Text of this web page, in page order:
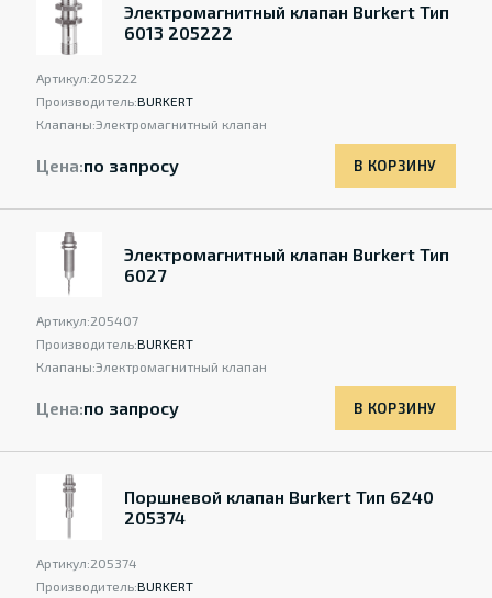
Электромагнитный клапан Burkert Тип
6013 205222
Артикул:205222
Производитель:BURKERT
Клапаны:Электромагнитный клапан
Цена:по запросу В КОРЗИНУ
Электромагнитный клапан Burkert Тип
6027
Артикул:205407
Производитель:BURKERT
Клапаны:Электромагнитный клапан
Цена:по запросу В КОРЗИНУ
Поршневой клапан Burkert Тип 6240
205374
Артикул:205374
Производитель:BURKERT